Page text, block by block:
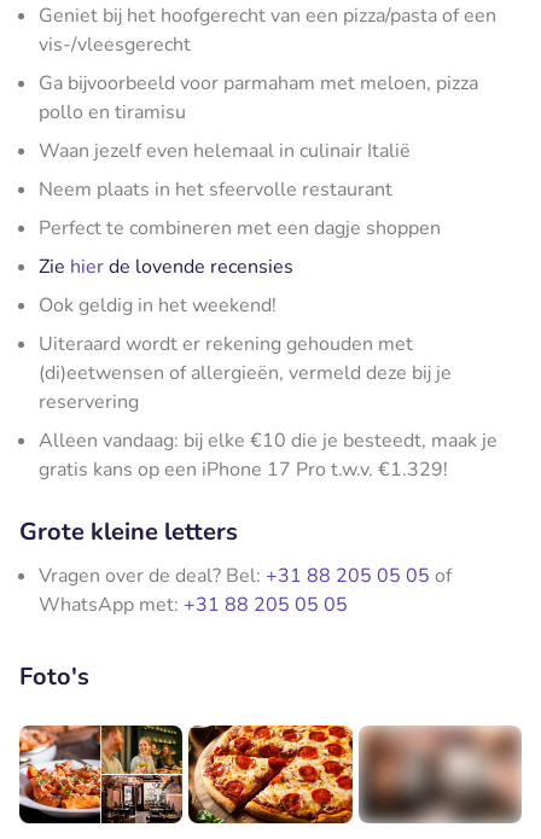
Geniet bij het hoofgerecht van een pizza/pasta of een
vis-/vleesgerecht
Ga bijvoorbeeld voor parmaham met meloen, pizza
pollo en tiramisu
Waan jezelf even helemaal in culinair Italië
Neem plaats in het sfeervolle restaurant
Perfect te combineren met een dagje shoppen
Zie hierde lovende recensies
Ook geldig in het weekend!
Uiteraard wordt er rekening gehouden met
(di)eetwensen of allergieën, vermeld deze bij je
reservering
Alleen vandaag: bij elke €10 die je besteedt, maak je
gratis kans op een iPhone 17 Pro t.w.v. €1.329!
Grote kleine letters
Vragen over de deal? Bel: +31 88 205 05 05 of
WhatsApp met: +31 88 205 05 05
Foto's